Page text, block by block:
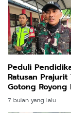
Peduli
Ratusan Prajurit
Gotong Royong
Sekolah di
7 bulan yang lalu